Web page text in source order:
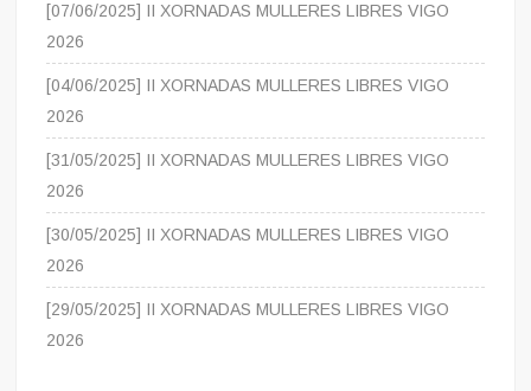
[07/06/2025] II XORNADAS MULLERES LIBRES VIGO
2026
[04/06/2025] II XORNADAS MULLERES LIBRES VIGO
2026
[31/05/2025] II XORNADAS MULLERES LIBRES VIGO
2026
[30/05/2025] II XORNADAS MULLERES LIBRES VIGO
2026
[29/05/2025] II XORNADAS MULLERES LIBRES VIGO
2026